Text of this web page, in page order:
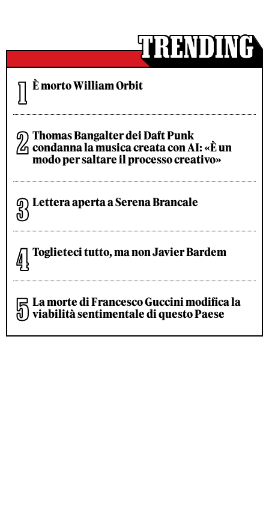
È morto William Orbit
Thomas Bangalter dei Daft Punk
condanna la musica creata con AI: «È un
modo per saltare il processo creativo»
Lettera aperta a Serena Brancale
Toglieteci tutto, ma non Javier Bardem
La morte di Francesco Guccini modifica la
viabilità sentimentale di questo Paese